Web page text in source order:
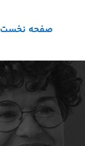
صفحه نخست